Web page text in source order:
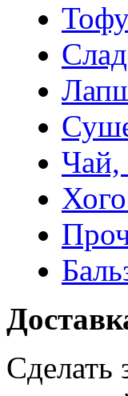
Чай,
Сделать